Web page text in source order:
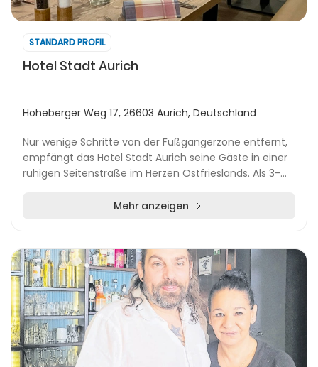
STANDARD PROFIL
Hotel Stadt Aurich
Hoheberger Weg 17, 26603 Aurich, Deutschland
Nur wenige Schritte von der Fußgängerzone entfernt,
empfängt das Hotel Stadt Aurich seine Gäste in einer
ruhigen Seitenstraße im Herzen Ostfrieslands. Als 3-
Mehr anzeigen